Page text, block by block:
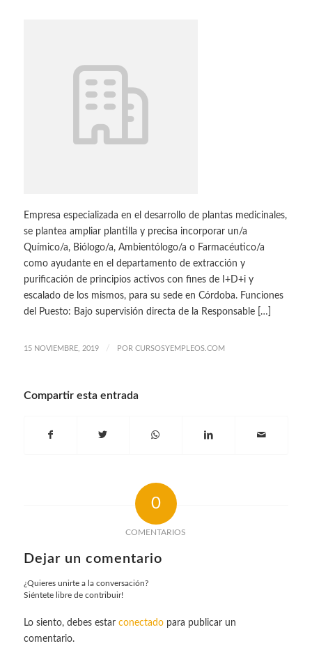
Empresa especializada en el desarrollo de plantas medicinales,
se plantea ampliar plantilla y precisa incorporar un/a
Químico/a, Biólogo/a, Ambientólogo/a o Farmacéutico/a
como ayudante en el departamento de extracción y
purificación de principios activos con fines de I+D+i y
escalado de los mismos, para su sede en Córdoba. Funciones
del Puesto: Bajo supervisión directa de la Responsable […]
15 NOVIEMBRE, 2019 / POR CURSOSYEMPLEOS.COM
Compartir esta entrada
0
COMENTARIOS
Dejar un comentario
¿Quieres unirte a la conversación?
Siéntete libre de contribuir!
Lo siento, debes estar conectadopara publicar un
comentario.